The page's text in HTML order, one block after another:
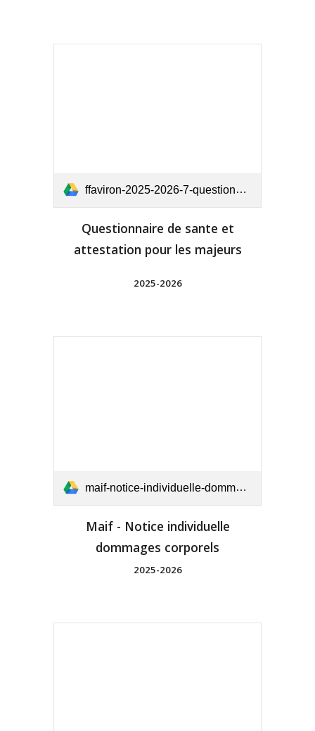
ffaviron-2025-2026-7-questionnaire-de-sante-et-attestation-pour-les-majeurs.pdf
Questionnaire de sante et
attestation pour les majeurs
2025-2026
maif-notice-individuelle-dommages-corporels-licencies-2025-2026.pdf
Maif - Notice individuelle
dommages corporels
2025-2026